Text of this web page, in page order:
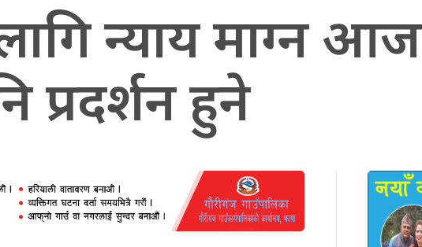
न्याय माग्न आज
प्रदर्शन हुने